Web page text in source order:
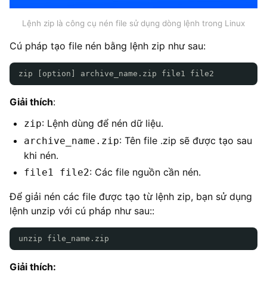
Lệnh zip là công cụ nén file sử dụng dòng lệnh trong Linux
Cú pháp tạo file nén bằng lệnh zip như sau:
zip [option] archive_name.zip file1 file2
Giải thích:
zip: Lệnh dùng để nén dữ liệu.
archive_name.zip: Tên file .zip sẽ được tạo sau
khi nén.
file1 file2: Các file nguồn cần nén.
Để giải nén các file được tạo từ lệnh zip, bạn sử dụng
lệnh unzip với cú pháp như sau::
unzip file_name.zip
Giải thích: